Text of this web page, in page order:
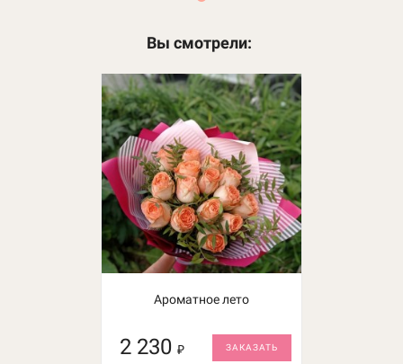
Вы смотрели:
Ароматное лето
2 230 ₽ ЗАКАЗАТЬ